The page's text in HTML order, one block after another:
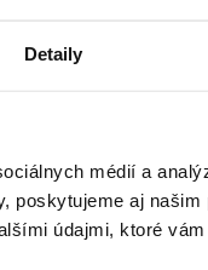
Detaily
médií a
poskytujeme aj
údajmi, ktoré
ich pre vás dnes